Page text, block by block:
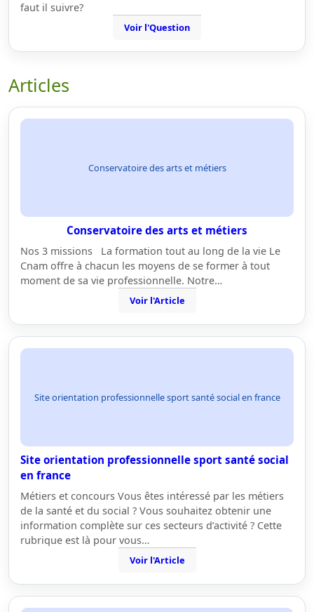
faut il suivre?
Voir l'Question
Articles
Conservatoire des arts et métiers
Conservatoire des arts et métiers
Nos 3 missions La formation tout au long de la vie Le
Cnam offre à chacun les moyens de se former à tout
moment de sa vie professionnelle. Notre…
Voir l'Article
Site orientation professionnelle sport santé social en france
Site orientation professionnelle sport santé social
en france
Métiers et concours Vous êtes intéressé par les métiers
de la santé et du social ? Vous souhaitez obtenir une
information complète sur ces secteurs d’activité ? Cette
rubrique est là pour vous…
Voir l'Article